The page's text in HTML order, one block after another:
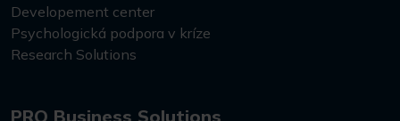
Developement center
Psychologická podpora v kríze
Research Solutions
PRO Business Solutions